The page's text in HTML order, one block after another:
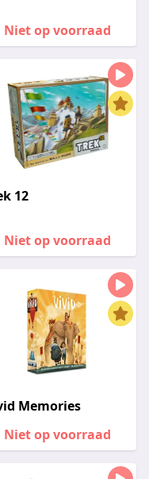
Niet op voorraad
12
Niet op voorraad
Memories
Niet op voorraad